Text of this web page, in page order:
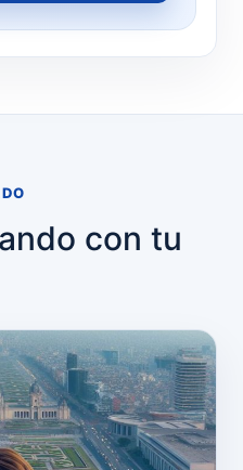
con tu